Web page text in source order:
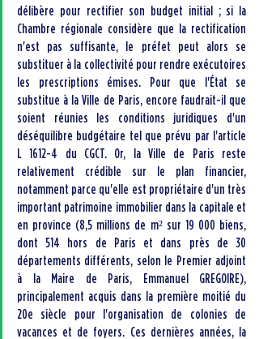
délibère pour rectifier son budget initial ; si la
Chambre régionale considère que la rectification
n'est pas suffisante, le préfet peut alors se
substituer à la collectivité pour rendre exécutoires
les prescriptions émises. Pour que l'État se
substitue à la Ville de Paris, encore faudrait-il que
soient réunies les conditions juridiques d'un
déséquilibre budgétaire tel que prévu par l'article
L 1612-4 du CGCT. Or, la Ville de Paris reste
relativement crédible sur le plan financier,
notamment parce qu'elle est propriétaire d'un très
important patrimoine immobilier dans la capitale et
en province (8,5 millions de m² sur 19 000 biens,
dont 514 hors de Paris et dans près de 30
départements différents, selon le Premier adjoint
à la Maire de Paris, Emmanuel GREGOIRE),
principalement acquis dans la première moitié du
20e siècle pour l'organisation de colonies de
vacances et de foyers. Ces dernières années, la